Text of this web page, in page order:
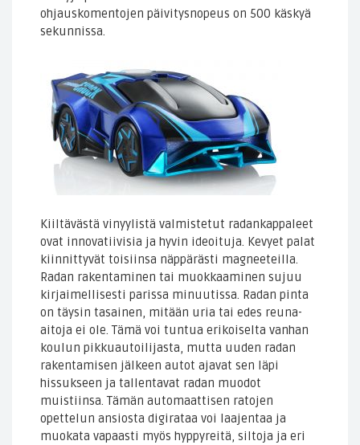
ohjauskomentojen päivitysnopeus on 500 käskyä
sekunnissa.
Kiiltävästä vinyylistä valmistetut radankappaleet
ovat innovatiivisia ja hyvin ideoituja. Kevyet palat
kiinnittyvät toisiinsa näppärästi magneeteilla.
Radan rakentaminen tai muokkaaminen sujuu
kirjaimellisesti parissa minuutissa. Radan pinta
on täysin tasainen, mitään uria tai edes reuna-
aitoja ei ole. Tämä voi tuntua erikoiselta vanhan
koulun pikkuautoilijasta, mutta uuden radan
rakentamisen jälkeen autot ajavat sen läpi
hissukseen ja tallentavat radan muodot
muistiinsa. Tämän automaattisen ratojen
opettelun ansiosta digirataa voi laajentaa ja
muokata vapaasti myös hyppyreitä, siltoja ja eri